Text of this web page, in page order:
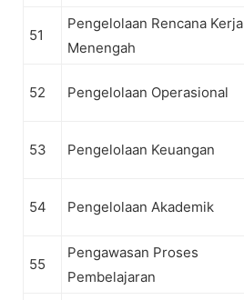
51
Pengelolaan Rencana Kerja
Menengah
52 Pengelolaan Operasional
53 Pengelolaan Keuangan
54 Pengelolaan Akademik
55
Pengawasan Proses
Pembelajaran